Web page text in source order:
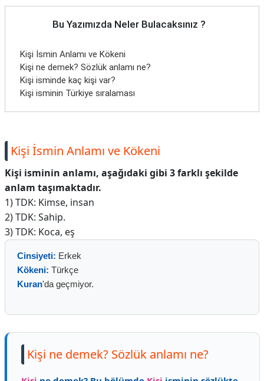
Bu Yazımızda Neler Bulacaksınız ?
Kişi İsmin Anlamı ve Kökeni
Kişi ne demek? Sözlük anlamı ne?
Kişi isminde kaç kişi var?
Kişi isminin Türkiye sıralaması
Kişi İsmin Anlamı ve Kökeni
Kişi isminin anlamı, aşağıdaki gibi 3 farklı şekilde
anlam taşımaktadır.
1) TDK: Kimse, insan
2) TDK: Sahip.
3) TDK: Koca, eş
Cinsiyeti: Erkek
Kökeni: Türkçe
Kuran'da geçmiyor.
Kişi ne demek? Sözlük anlamı ne?